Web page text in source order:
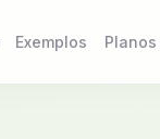
Exemplos Planos